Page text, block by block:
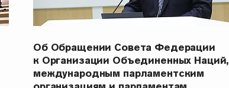
Об Обращении Совета Федерации
к Организации Объединенных Наций,
международным парламентским